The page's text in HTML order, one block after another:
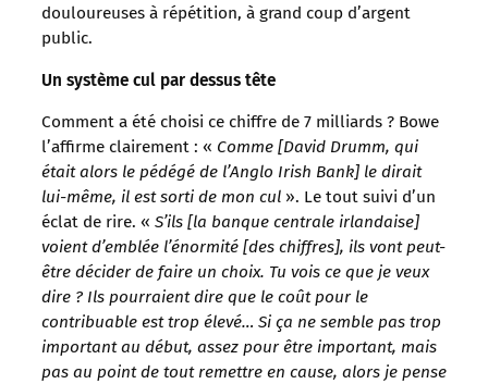
douloureuses à répétition, à grand coup d’argent
public.
Un système cul par dessus tête
Comment a été choisi ce chiffre de 7 milliards ? Bowe
l’affirme clairement : « Comme [David Drumm, qui
était alors le pédégé de l’Anglo Irish Bank] le dirait
lui-même, il est sorti de mon cul ». Le tout suivi d’un
éclat de rire. « S’ils [la banque centrale irlandaise]
voient d’emblée l’énormité [des chiffres], ils vont peut-
être décider de faire un choix. Tu vois ce que je veux
dire ? Ils pourraient dire que le coût pour le
contribuable est trop élevé… Si ça ne semble pas trop
important au début, assez pour être important, mais
pas au point de tout remettre en cause, alors je pense